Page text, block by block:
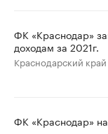
ФК «Краснодар»
доходам за 2021г.
Краснодарский край
ФК «Краснодар»